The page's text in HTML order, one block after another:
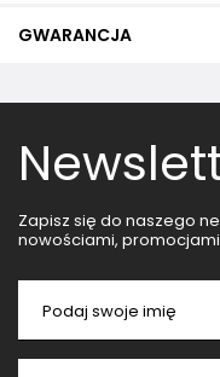
GWARANCJA
Zapisz się do naszego
nowościami,
Podaj swoje imię